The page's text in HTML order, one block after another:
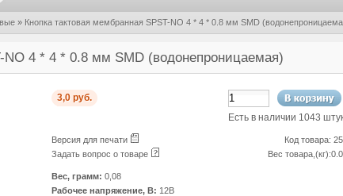
» Кнопка тактовая мембранная SPST-NO 4 * 4 * 0.8 мм SMD
NO 4 * 4 * 0.8 мм SMD (водонепроницаемая)
3,0 руб.
Есть в наличии 1043
Версия для печати
Задать вопрос о товаре
Код товара:
Вес
Вес, грамм: 0,08
Рабочее напряжение, В: 12В